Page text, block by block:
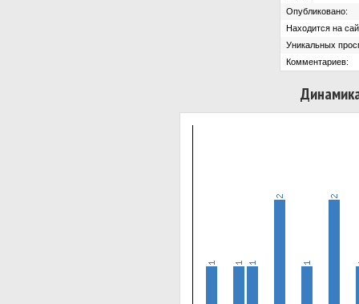
Опубликовано:
Находится на
Уникальных
Комментариев: